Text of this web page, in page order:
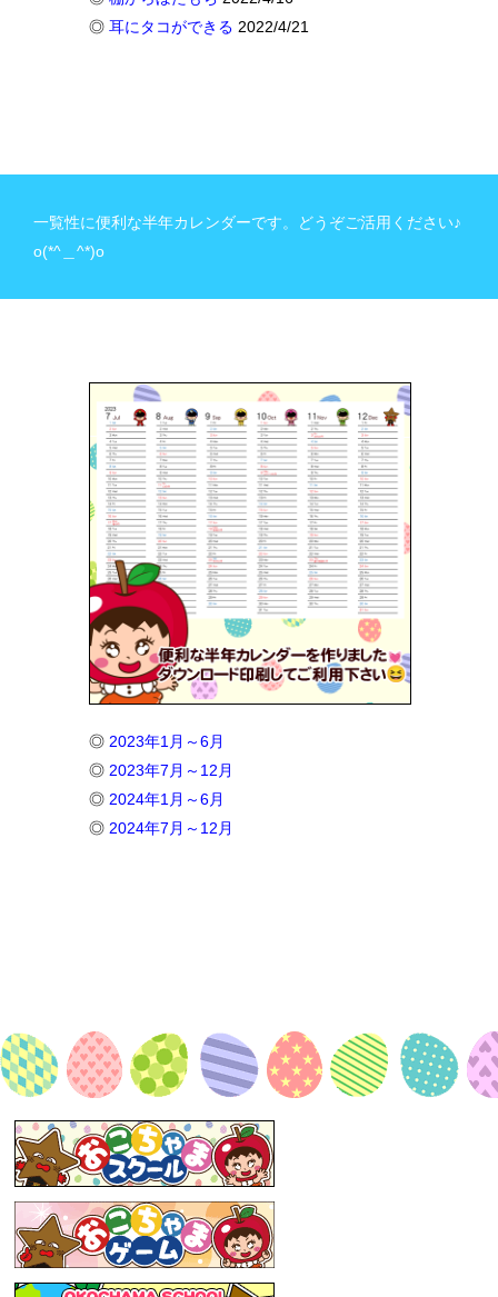
◎ 耳にタコができる 2022/4/21
一覧性に便利な半年カレンダーです。どうぞご活用ください♪
o(*^＿^*)o
◎ 2023年1月～6月
◎ 2023年7月～12月
◎ 2024年1月～6月
◎ 2024年7月～12月